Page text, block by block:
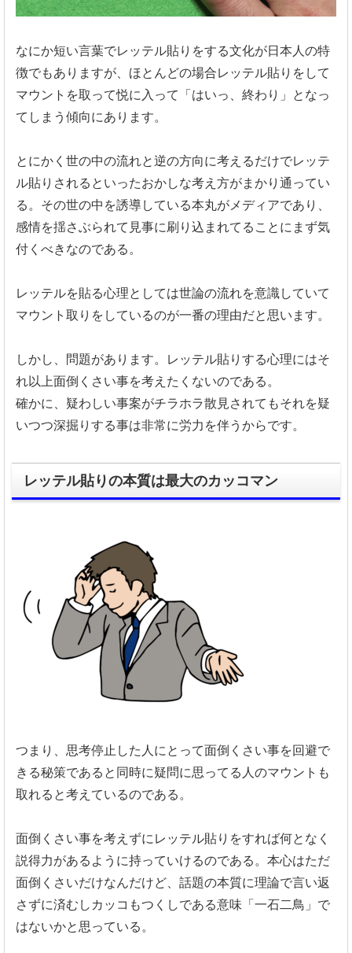
なにか短い言葉でレッテル貼りをする文化が日本人の特
徴でもありますが、ほとんどの場合レッテル貼りをして
マウントを取って悦に入って「はいっ、終わり」となっ
てしまう傾向にあります。
とにかく世の中の流れと逆の方向に考えるだけでレッテ
ル貼りされるといったおかしな考え方がまかり通ってい
る。その世の中を誘導している本丸がメディアであり、
感情を揺さぶられて見事に刷り込まれてることにまず気
付くべきなのである。
レッテルを貼る心理としては世論の流れを意識していて
マウント取りをしているのが一番の理由だと思います。
しかし、問題があります。レッテル貼りする心理にはそ
れ以上面倒くさい事を考えたくないのである。
確かに、疑わしい事案がチラホラ散見されてもそれを疑
いつつ深掘りする事は非常に労力を伴うからです。
レッテル貼りの本質は最大のカッコマン
つまり、思考停止した人にとって面倒くさい事を回避で
きる秘策であると同時に疑問に思ってる人のマウントも
取れると考えているのである。
面倒くさい事を考えずにレッテル貼りをすれば何となく
説得力があるように持っていけるのである。本心はただ
面倒くさいだけなんだけど、話題の本質に理論で言い返
さずに済むしカッコもつくしである意味「一石二鳥」で
はないかと思っている。